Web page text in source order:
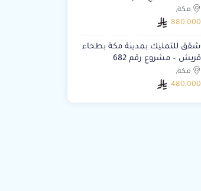
مكة,
880,000
شقق للتمليك بمدينة مكة بطحاء
قريش – مشروع رقم 682
مكة,
480,000